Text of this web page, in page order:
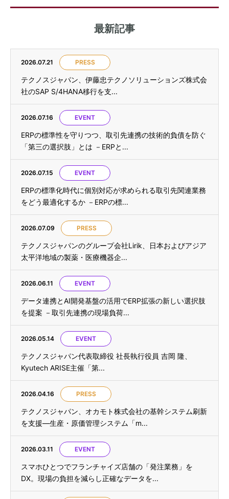
最新記事
2026.07.21 PRESS
テクノスジャパン、伊藤忠テクノソリューションズ株式会
社のSAP S/4HANA移行を支...
2026.07.16 EVENT
ERPの標準性を守りつつ、取引先連携の技術的負債を防ぐ
「第三の選択肢」とは －ERPと...
2026.07.15 EVENT
ERPの標準化時代に個別対応が求められる取引先関連業務
をどう最適化するか －ERPの標...
2026.07.09 PRESS
テクノスジャパンのグループ会社Lirik、日本およびアジア
太平洋地域の製薬・医療機器企...
2026.06.11 EVENT
データ連携とAI開発基盤の活用でERP拡張の新しい選択肢
を提案 －取引先連携の現場負荷...
2026.05.14 EVENT
テクノスジャパン代表取締役 社長執行役員 吉岡 隆、
Kyutech ARISE主催「第...
2026.04.16 PRESS
テクノスジャパン、オカモト株式会社の基幹システム刷新
を支援—生産・原価管理システム「m...
2026.03.11 EVENT
スマホひとつでフランチャイズ店舗の「発注業務」を
DX。現場の負担を減らし正確なデータを...